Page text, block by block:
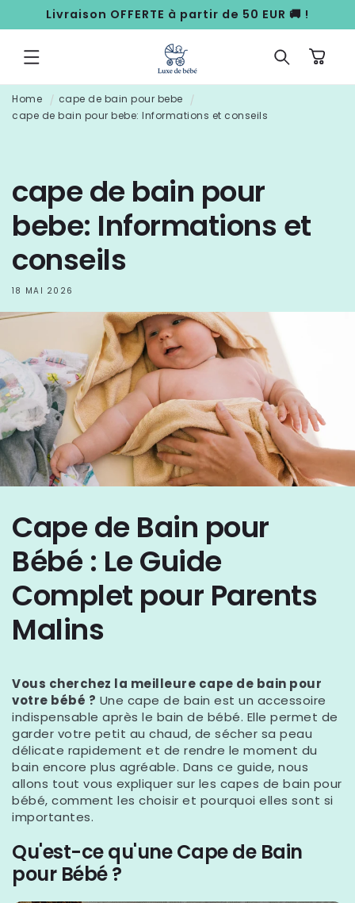
PASSER
AU
Livraison OFFERTE à partir de 50 EUR 🚚 !
Panier
Home
cape de bain pour bebe
cape de bain pour bebe: Informations et conseils
cape de bain pour
bebe: Informations et
conseils
18 MAI 2026
Cape de Bain pour
Bébé : Le Guide
Complet pour Parents
Malins
Vous cherchez la meilleure cape de bain pour
votre bébé ? Une cape de bain est un accessoire
indispensable après le bain de bébé. Elle permet de
garder votre petit au chaud, de sécher sa peau
délicate rapidement et de rendre le moment du
bain encore plus agréable. Dans ce guide, nous
allons tout vous expliquer sur les capes de bain pour
bébé, comment les choisir et pourquoi elles sont si
importantes.
Qu'est-ce qu'une Cape de Bain
pour Bébé ?